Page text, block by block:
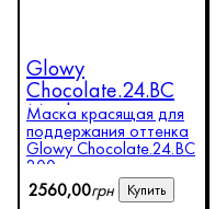
Glowy
Chocolate.24.BC
Mask
Маска красящая для
поддержания оттенка
Glowy Chocolate.24.BC
200 мл
2560,00грн Купить